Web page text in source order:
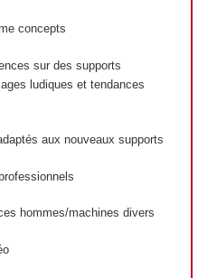
concepts
sur des supports
ludiques et tendances
aux nouveaux supports
hommes/machines divers